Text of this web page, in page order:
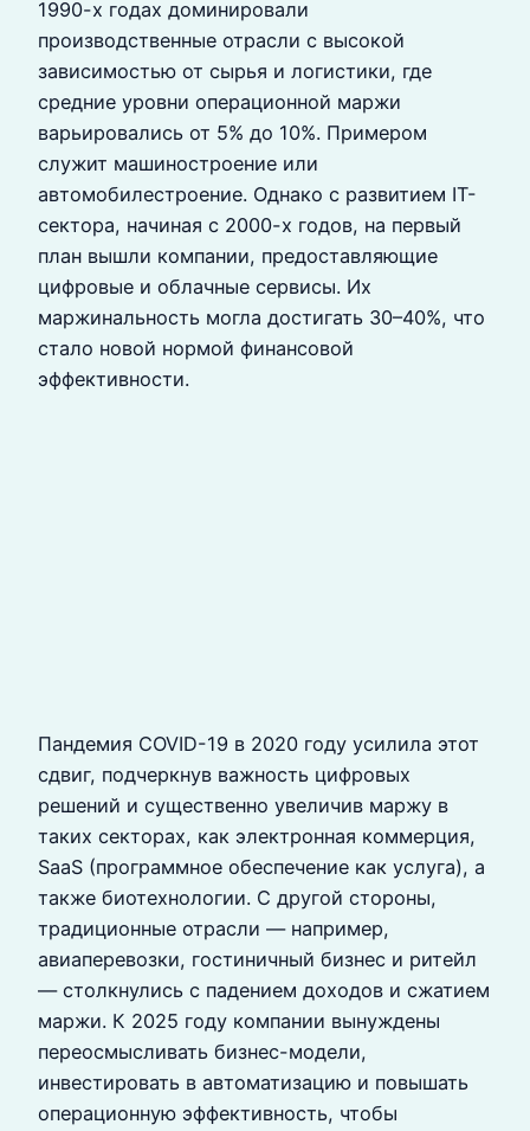
1990-х годах доминировали
производственные отрасли с высокой
зависимостью от сырья и логистики, где
средние уровни операционной маржи
варьировались от 5% до 10%. Примером
служит машиностроение или
автомобилестроение. Однако с развитием IT-
сектора, начиная с 2000-х годов, на первый
план вышли компании, предоставляющие
цифровые и облачные сервисы. Их
маржинальность могла достигать 30–40%, что
стало новой нормой финансовой
эффективности.
Пандемия COVID-19 в 2020 году усилила этот
сдвиг, подчеркнув важность цифровых
решений и существенно увеличив маржу в
таких секторах, как электронная коммерция,
SaaS (программное обеспечение как услуга), а
также биотехнологии. С другой стороны,
традиционные отрасли — например,
авиаперевозки, гостиничный бизнес и ритейл
— столкнулись с падением доходов и сжатием
маржи. К 2025 году компании вынуждены
переосмысливать бизнес-модели,
инвестировать в автоматизацию и повышать
операционную эффективность, чтобы